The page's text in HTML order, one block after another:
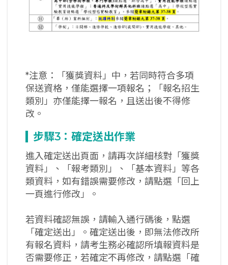
*注意：「獲獎資料」中，若同時符合多項
保送資格，僅能選擇一項報名；「報名招生
類別」亦僅能擇一報名，且送出後不得修
改。
步驟3 ：確定送出作業
進入確定送出頁面，請再次詳細核對「獲獎
資料」、「報考類別」、「基本資料」等各
類資料，如有錯誤需要修改，請點選「回上
一頁進行修改」。
若資料確認無誤，請輸入通行碼後，點選
「確定送出」。確定送出後，即無法修改所
有報名資料，請考生務必確認所填報資料是
否需要修正，若確定不再修改，請點選「確